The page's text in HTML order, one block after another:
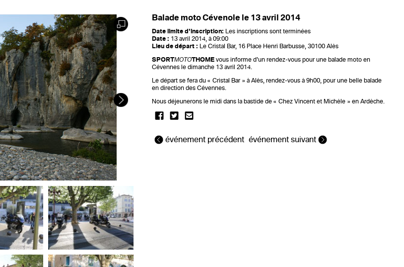
Balade moto Cévenole le 13 avril 2014
Date limite d'inscription: Les inscriptions sont terminées
Date : 13 avril 2014, à 09:00
Lieu de départ : Le Cristal Bar, 16 Place Henri Barbusse, 30100 Alès
SPORTMOTOTHOMEvous informe d’un rendez-vous pour une balade moto en
Cévennes le dimanche 13 avril 2014.
Le départ se fera du « Cristal Bar » à Alès, rendez-vous à 9h00, pour une belle balade
en direction des Cévennes.
Nous déjeunerons le midi dans la bastide de « Chez Vincent et Michèle » en Ardèche.
événement précédent événement suivant